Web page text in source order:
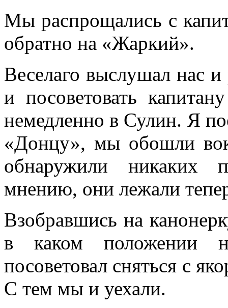
Мы распрощались с
обратно на «Жаркий».
Веселаго выслушал нас
и посоветовать
немедленно в Сулин. Я
«Донцу», мы обошли
обнаружили
мнению, они лежали
Взобравшись на
в каком положении
посоветовал сняться с
С тем мы и уехали.